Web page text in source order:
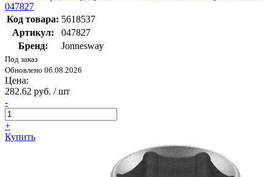
047827
Код товара: 5618537
Артикул:
047827
Бренд:
Jonnesway
Под заказ
Обновлено 06.08.2026
Цена:
282.62 руб. / шт
-
+
Купить